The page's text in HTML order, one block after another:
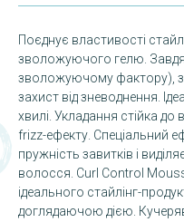
Поєднує властивості
зволожуючого гелю.
зволожуючому фактору),
захист від зневоднення.
хвилі. Укладання стійка
frizz-ефекту. Спеціальний
пружність завитків і
волосся. Curl Control
ідеального стайлінг-
доглядаючою дією.